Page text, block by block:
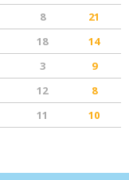
8
21
18
14
3
9
12
8
11 10